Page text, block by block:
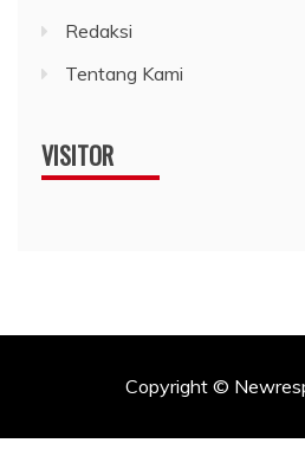
Redaksi
Tentang Kami
VISITOR
Copyright ©